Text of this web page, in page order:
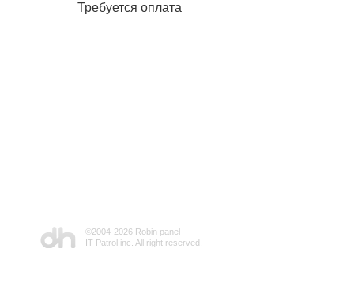
Требуется оплата
©2004-2026 Robin panel
IT Patrol inc. All right reserved.